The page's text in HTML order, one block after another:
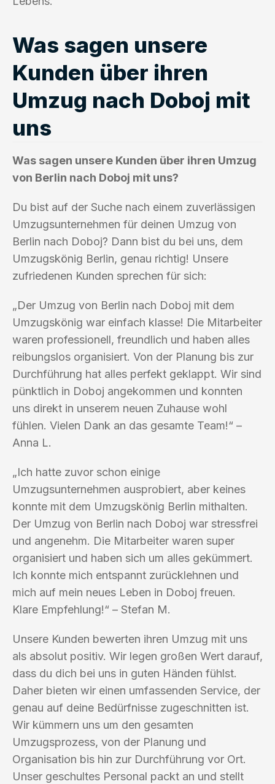
Was sagen unsere
Kunden über ihren
Umzug nach Doboj mit
uns
Was sagen unsere Kunden über ihren Umzug
von Berlin nach Doboj mit uns?
Du bist auf der Suche nach einem zuverlässigen
Umzugsunternehmen für deinen Umzug von
Berlin nach Doboj? Dann bist du bei uns, dem
Umzugskönig Berlin, genau richtig! Unsere
zufriedenen Kunden sprechen für sich:
„Der Umzug von Berlin nach Doboj mit dem
Umzugskönig war einfach klasse! Die Mitarbeiter
waren professionell, freundlich und haben alles
reibungslos organisiert. Von der Planung bis zur
Durchführung hat alles perfekt geklappt. Wir sind
pünktlich in Doboj angekommen und konnten
uns direkt in unserem neuen Zuhause wohl
fühlen. Vielen Dank an das gesamte Team!“ –
Anna L.
„Ich hatte zuvor schon einige
Umzugsunternehmen ausprobiert, aber keines
konnte mit dem Umzugskönig Berlin mithalten.
Der Umzug von Berlin nach Doboj war stressfrei
und angenehm. Die Mitarbeiter waren super
organisiert und haben sich um alles gekümmert.
Ich konnte mich entspannt zurücklehnen und
mich auf mein neues Leben in Doboj freuen.
Klare Empfehlung!“ – Stefan M.
Unsere Kunden bewerten ihren Umzug mit uns
als absolut positiv. Wir legen großen Wert darauf,
dass du dich bei uns in guten Händen fühlst.
Daher bieten wir einen umfassenden Service, der
genau auf deine Bedürfnisse zugeschnitten ist.
Wir kümmern uns um den gesamten
Umzugsprozess, von der Planung und
Organisation bis hin zur Durchführung vor Ort.
Unser geschultes Personal packt an und stellt